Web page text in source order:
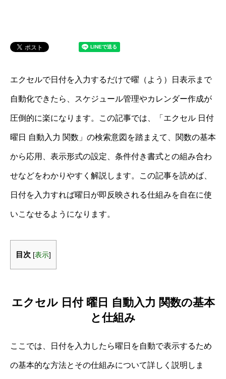
エクセルで日付を入力するだけで曜（よう）日表示まで
自動化できたら、スケジュール管理やカレンダー作成が
圧倒的に楽になります。この記事では、「エクセル 日付
曜日 自動入力 関数」の検索意図を踏まえて、関数の基本
から応用、表示形式の設定、条件付き書式との組み合わ
せなどをわかりやすく解説します。この記事を読めば、
日付を入力すれば曜日が即反映される仕組みを自在に使
いこなせるようになります。
目次 [表示]
エクセル 日付 曜日 自動入力 関数の基本
と仕組み
ここでは、日付を入力したら曜日を自動で表示するため
の基本的な方法とその仕組みについて詳しく説明しま